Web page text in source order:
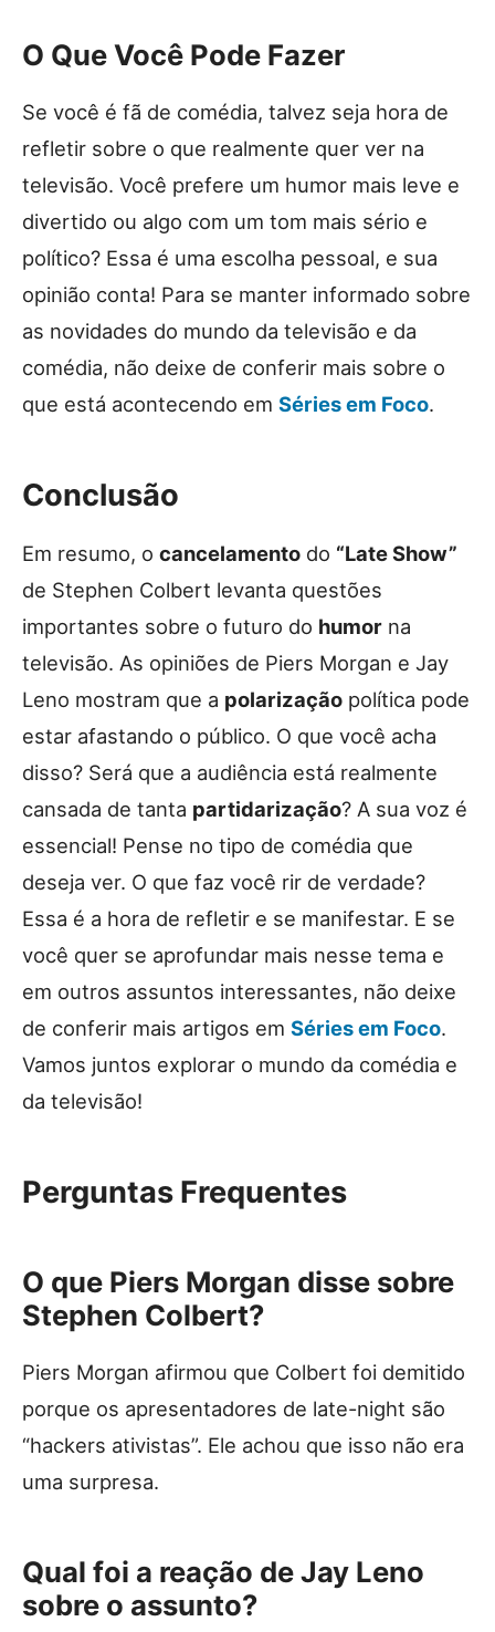
O Que Você Pode Fazer
Se você é fã de comédia, talvez seja hora de
refletir sobre o que realmente quer ver na
televisão. Você prefere um humor mais leve e
divertido ou algo com um tom mais sério e
político? Essa é uma escolha pessoal, e sua
opinião conta! Para se manter informado sobre
as novidades do mundo da televisão e da
comédia, não deixe de conferir mais sobre o
que está acontecendo em Séries em Foco.
Conclusão
Em resumo, o cancelamento do “Late Show”
de Stephen Colbert levanta questões
importantes sobre o futuro do humor na
televisão. As opiniões de Piers Morgan e Jay
Leno mostram que a polarização política pode
estar afastando o público. O que você acha
disso? Será que a audiência está realmente
cansada de tanta partidarização? A sua voz é
essencial! Pense no tipo de comédia que
deseja ver. O que faz você rir de verdade?
Essa é a hora de refletir e se manifestar. E se
você quer se aprofundar mais nesse tema e
em outros assuntos interessantes, não deixe
de conferir mais artigos em Séries em Foco.
Vamos juntos explorar o mundo da comédia e
da televisão!
Perguntas Frequentes
O que Piers Morgan disse sobre
Stephen Colbert?
Piers Morgan afirmou que Colbert foi demitido
porque os apresentadores de late-night são
“hackers ativistas”. Ele achou que isso não era
uma surpresa.
Qual foi a reação de Jay Leno
sobre o assunto?